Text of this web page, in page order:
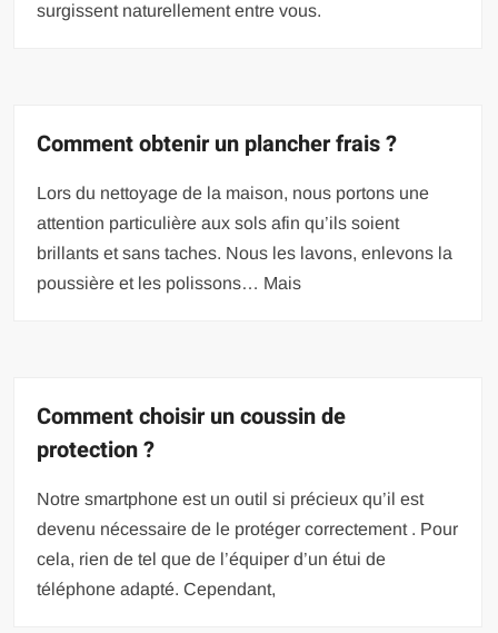
surgissent naturellement entre vous.
Comment obtenir un plancher frais ?
Lors du nettoyage de la maison, nous portons une
attention particulière aux sols afin qu’ils soient
brillants et sans taches. Nous les lavons, enlevons la
poussière et les polissons… Mais
Comment choisir un coussin de
protection ?
Notre smartphone est un outil si précieux qu’il est
devenu nécessaire de le protéger correctement . Pour
cela, rien de tel que de l’équiper d’un étui de
téléphone adapté. Cependant,